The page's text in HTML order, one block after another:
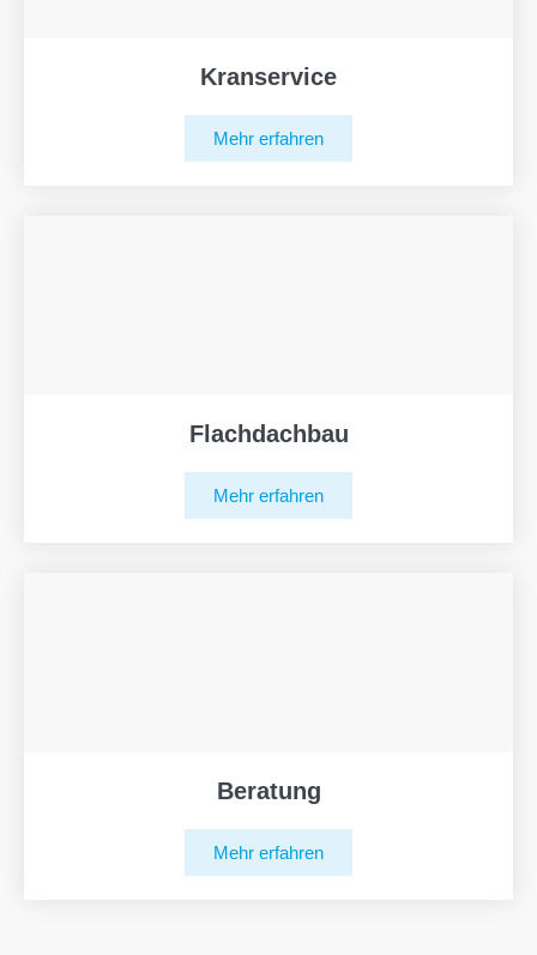
Kranservice
Mehr erfahren
Flachdachbau
Mehr erfahren
Beratung
Mehr erfahren